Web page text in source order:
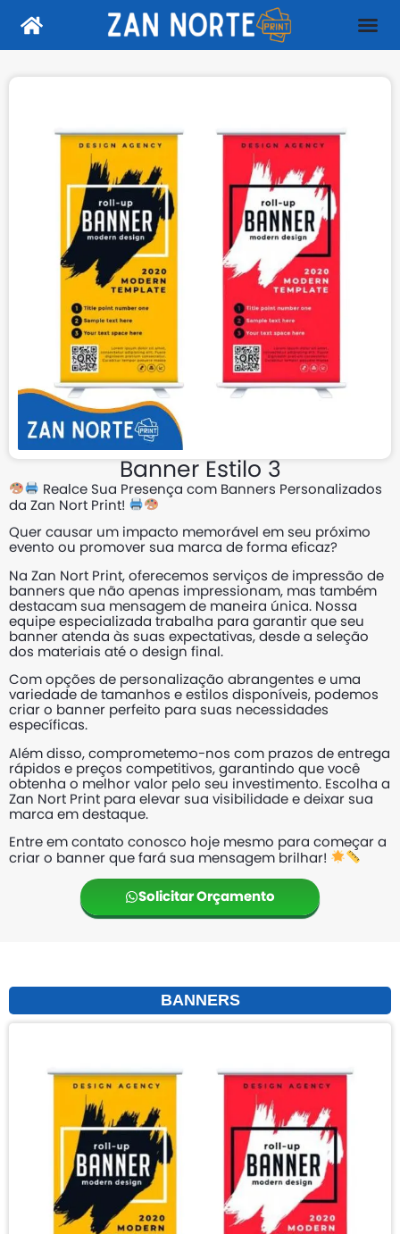
Banner Estilo 3
Realce Sua Presença com Banners Personalizados
da Zan Nort Print!
Quer causar um impacto memorável em seu próximo
evento ou promover sua marca de forma eficaz?
Na Zan Nort Print, oferecemos serviços de impressão de
banners que não apenas impressionam, mas também
destacam sua mensagem de maneira única. Nossa
equipe especializada trabalha para garantir que seu
banner atenda às suas expectativas, desde a seleção
dos materiais até o design final.
Com opções de personalização abrangentes e uma
variedade de tamanhos e estilos disponíveis, podemos
criar o banner perfeito para suas necessidades
específicas.
Além disso, comprometemo-nos com prazos de entrega
rápidos e preços competitivos, garantindo que você
obtenha o melhor valor pelo seu investimento. Escolha a
Zan Nort Print para elevar sua visibilidade e deixar sua
marca em destaque.
Entre em contato conosco hoje mesmo para começar a
criar o banner que fará sua mensagem brilhar!
Solicitar Orçamento
BANNERS